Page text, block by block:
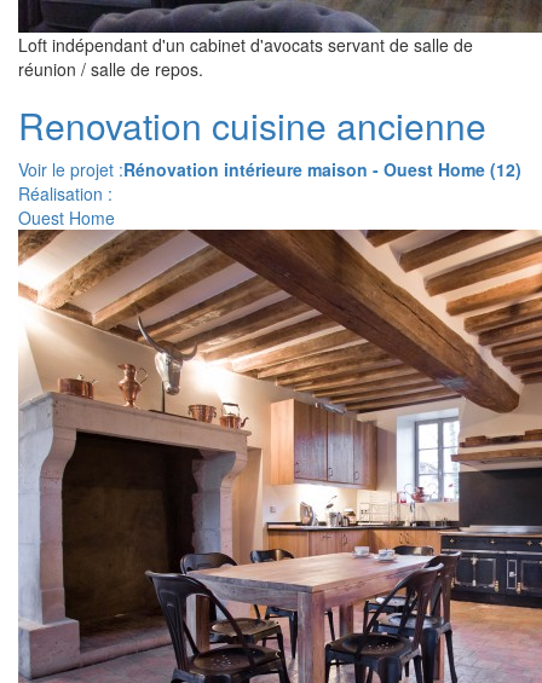
Loft indépendant d'un cabinet d'avocats servant de salle de
réunion / salle de repos.
Renovation cuisine ancienne
Voir le projet :Rénovation intérieure maison - Ouest Home (12)
Réalisation :
Ouest Home